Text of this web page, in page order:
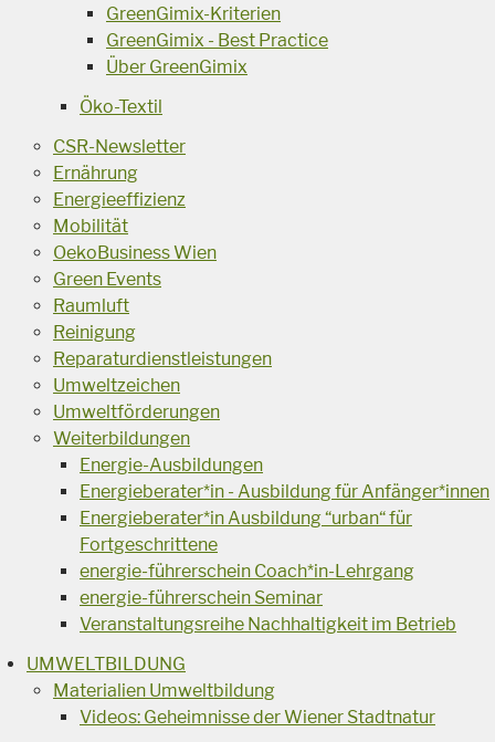
GreenGimix-Kriterien
GreenGimix - Best Practice
Über GreenGimix
Öko-Textil
CSR-Newsletter
Ernährung
Energieeffizienz
Mobilität
OekoBusiness Wien
Green Events
Raumluft
Reinigung
Reparaturdienstleistungen
Umweltzeichen
Umweltförderungen
Weiterbildungen
Energie-Ausbildungen
Energieberater*in - Ausbildung für Anfänger*innen
Energieberater*in Ausbildung “urban“ für
Fortgeschrittene
energie-führerschein Coach*in-Lehrgang
energie-führerschein Seminar
Veranstaltungsreihe Nachhaltigkeit im Betrieb
UMWELTBILDUNG
Materialien Umweltbildung
Videos: Geheimnisse der Wiener Stadtnatur